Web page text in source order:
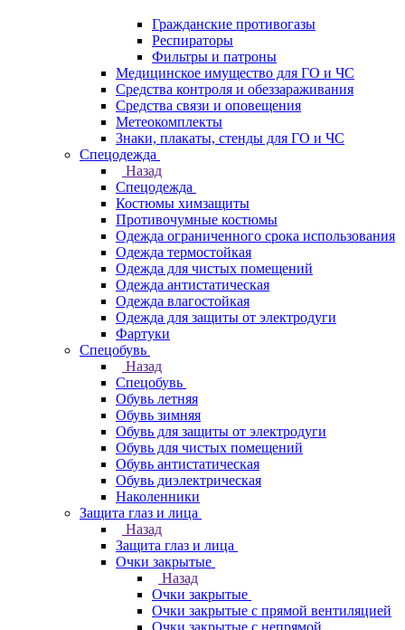
Гражданские противогазы
Респираторы
Фильтры и патроны
Медицинское имущество для ГО и ЧС
Средства контроля и обеззараживания
Средства связи и оповещения
Метеокомплекты
Знаки, плакаты, стенды для ГО и ЧС
Спецодежда
Назад
Спецодежда
Костюмы химзащиты
Противочумные костюмы
Одежда ограниченного срока использования
Одежда термостойкая
Одежда для чистых помещений
Одежда антистатическая
Одежда влагостойкая
Одежда для защиты от электродуги
Фартуки
Спецобувь
Назад
Спецобувь
Обувь летняя
Обувь зимняя
Обувь для защиты от электродуги
Обувь для чистых помещений
Обувь антистатическая
Обувь диэлектрическая
Наколенники
Защита глаз и лица
Назад
Защита глаз и лица
Очки закрытые
Назад
Очки закрытые
Очки закрытые с прямой вентиляцией
Очки закрытые с непрямой